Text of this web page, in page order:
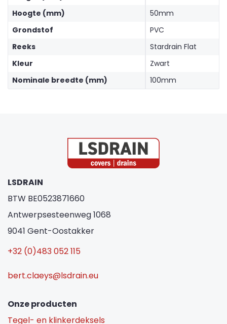
Hoogte (mm)
50mm
Grondstof
PVC
Reeks
Stardrain Flat
Kleur
Zwart
Nominale breedte (mm)
100mm
LSDRAIN
BTW BE0523871660
Antwerpsesteenweg 1068
9041 Gent-Oostakker
+32 (0)483 052 115
bert.claeys@lsdrain.eu
Onze producten
Tegel- en klinkerdeksels